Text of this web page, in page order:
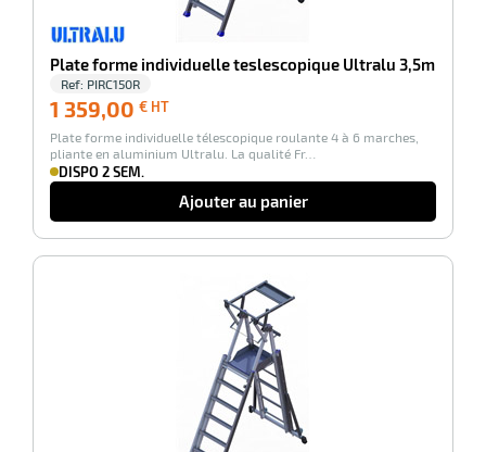
Plate forme individuelle teslescopique Ultralu 3,5m
Ref: PIRC150R
1 359,00 € HT
HT
Plate forme individuelle télescopique roulante 4 à 6 marches,
pliante en aluminium Ultralu. La qualité Fr…
DISPO 2 SEM.
Ajouter au panier